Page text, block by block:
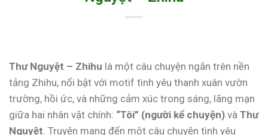
Thư Nguyệt – Zhihu là một câu chuyện ngắn trên nền
tảng Zhihu, nổi bật với motif tình yêu thanh xuân vườn
trường, hồi ức, và những cảm xúc trong sáng, lãng mạn
giữa hai nhân vật chính: “Tôi” (người kể chuyện) và Thư
Nguyệt . Truyện mang đến một câu chuyện tình yêu